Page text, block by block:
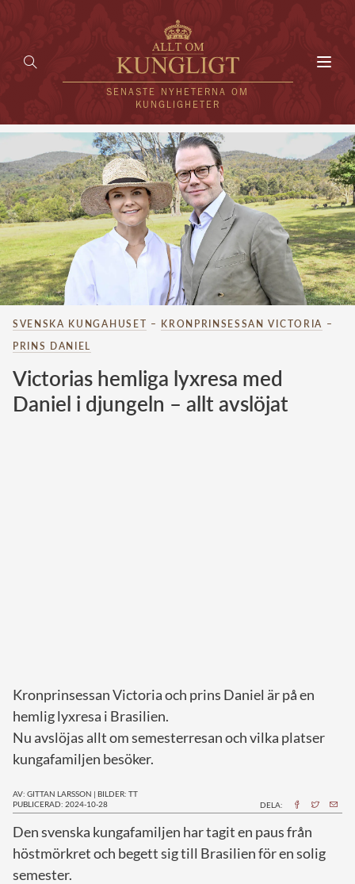
SENASTE NYHETERNA OM
KUNGLIGHETER
HEM
KUNGAFAMILJEN
UTLÄNDSKT
KÄNDISAR
VÄRLDENS KUNGAHUS
Svenska kungahuset
Norska kungahuset
Danska kungahuset
SVENSKA KUNGAHUSET – KRONPRINSESSAN VICTORIA –
PRINS DANIEL
Victorias hemliga lyxresa med
Daniel i djungeln – allt avslöjat
Kronprinsessan Victoria och prins Daniel är på en
hemlig lyxresa i Brasilien.
Nu avslöjas allt om semesterresan och vilka platser
kungafamiljen besöker.
AV: GITTAN LARSSON | BILDER: TT
PUBLICERAD: 2024-10-28
DELA:
Den svenska kungafamiljen har tagit en paus från
höstmörkret och begett sig till Brasilien för en solig
semester.